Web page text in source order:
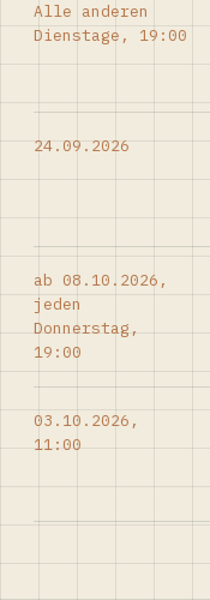
Alle anderen
Dienstage, 19:00
24.09.2026
ab 08.10.2026,
jeden
Donnerstag,
19:00
03.10.2026,
11:00